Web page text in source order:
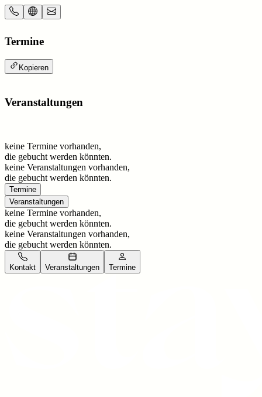
Termine
Kopieren
Veranstaltungen
keine Termine vorhanden,
die gebucht werden könnten.
keine Veranstaltungen vorhanden,
die gebucht werden könnten.
Termine
Veranstaltungen
keine Termine vorhanden,
die gebucht werden könnten.
keine Veranstaltungen vorhanden,
die gebucht werden könnten.
Kontakt Veranstaltungen Termine